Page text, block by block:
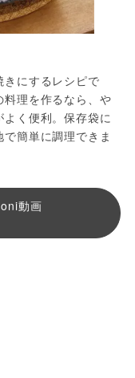
にするレシピで
理を作るなら、や
く便利。保存袋に
簡単に調理できま
動画